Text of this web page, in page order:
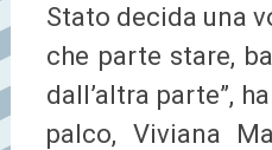
Stato decida una
che parte stare,
dall’altra parte”,
palco, Viviana